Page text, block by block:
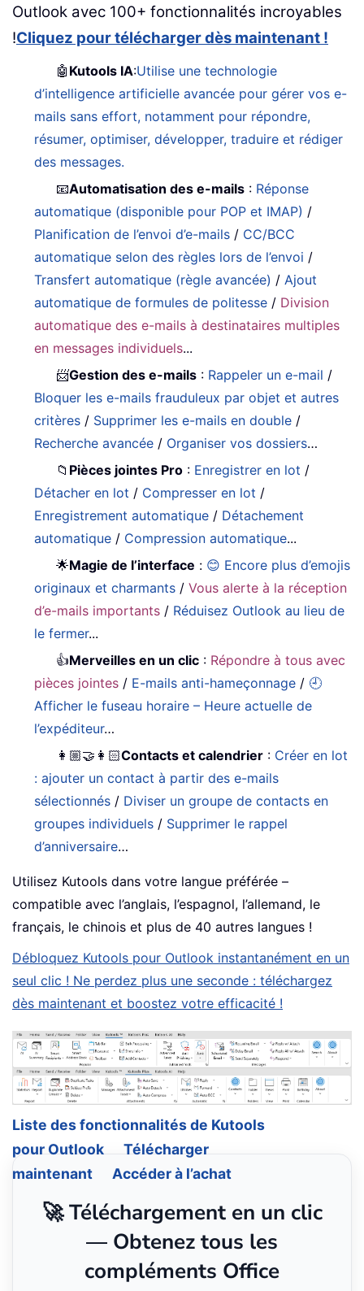
Outlook avec 100+ fonctionnalités incroyables
!Cliquez pour télécharger dès maintenant !
🤖 Kutools IA:Utilise une technologie
d’intelligence artificielle avancée pour gérer vos e-
mails sans effort, notamment pour répondre,
résumer, optimiser, développer, traduire et rédiger
des messages.
📧Automatisation des e-mails : Réponse
automatique (disponible pour POP et IMAP) /
Planification de l’envoi d’e-mails / CC/BCC
automatique selon des règles lors de l’envoi /
Transfert automatique (règle avancée) / Ajout
automatique de formules de politesse / Division
automatique des e-mails à destinataires multiples
en messages individuels...
📨Gestion des e-mails : Rappeler un e-mail /
Bloquer les e-mails frauduleux par objet et autres
critères / Supprimer les e-mails en double /
Recherche avancée / Organiser vos dossiers…
📁 Pièces jointes Pro : Enregistrer en lot /
Détacher en lot / Compresser en lot /
Enregistrement automatique / Détachement
automatique / Compression automatique...
🌟Magie de l’interface : 😊 Encore plus d’emojis
originaux et charmants /Vous alerte à la réception
d’e-mails importants / Réduisez Outlook au lieu de
le fermer...
👍Merveilles en un clic : Répondre à tous avec
pièces jointes / E-mails anti-hameçonnage / 🕘
Afficher le fuseau horaire – Heure actuelle de
l’expéditeur…
👩🏼‍🤝‍👩🏻Contacts et calendrier : Créer en lot
: ajouter un contact à partir des e-mails
sélectionnés / Diviser un groupe de contacts en
groupes individuels / Supprimer le rappel
d’anniversaire…
Utilisez Kutools dans votre langue préférée –
compatible avec l’anglais, l’espagnol, l’allemand, le
français, le chinois et plus de 40 autres langues !
Débloquez Kutools pour Outlook instantanément en un
seul clic ! Ne perdez plus une seconde : téléchargez
dès maintenant et boostez votre efficacité !
Liste des fonctionnalités de Kutools
pour Outlook
Télécharger
maintenant
Accéder à l’achat
🚀 Téléchargement en un clic
— Obtenez tous les
compléments Office